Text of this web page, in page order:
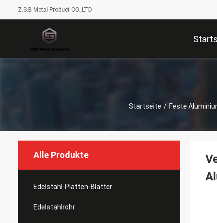
Z.S.B Metal Product CO.,LTD
Startseite / Feste
Alle Produkte
Edelstahl-Platten-Blätter
Edelstahlrohr